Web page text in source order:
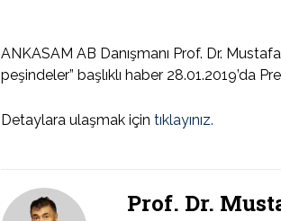
ANKASAM AB Danışmanı Prof. Dr.
peşindeler” başlıklı haber 28.01.2019’da
Detaylara ulaşmak için tıklayınız.
Prof. Dr.